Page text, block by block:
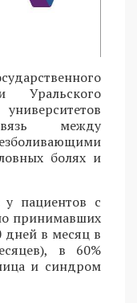
между
болях и
у пациентов с
принимавших
дней в месяц в
в 60%
и синдром